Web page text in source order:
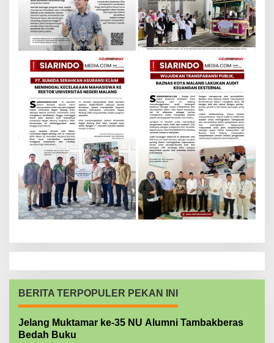
BERITA TERPOPULER PEKAN INI
Jelang Muktamar ke-35 NU Alumni Tambakberas
Bedah Buku